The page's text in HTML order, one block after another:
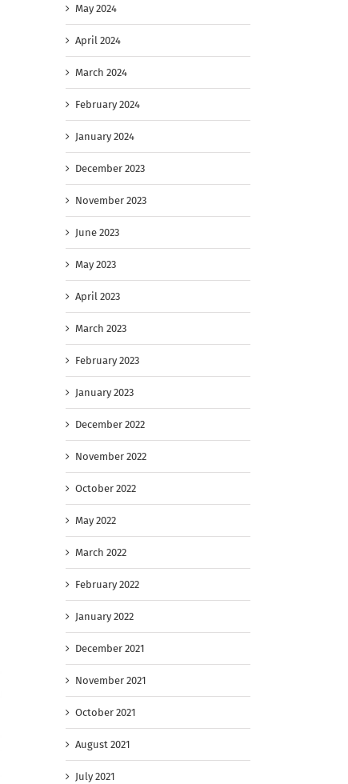
May 2024
April 2024
March 2024
February 2024
January 2024
December 2023
November 2023
June 2023
May 2023
April 2023
March 2023
February 2023
January 2023
December 2022
November 2022
October 2022
May 2022
March 2022
February 2022
January 2022
December 2021
November 2021
October 2021
August 2021
July 2021